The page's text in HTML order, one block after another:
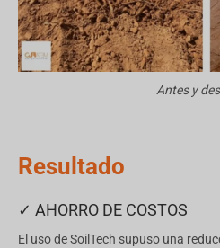
Antes y
Resultado
✓ AHORRO DE COSTOS
El uso de SoilTech supuso una